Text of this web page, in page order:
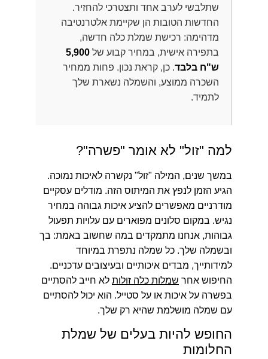
שתלבשי לערב אחד ותצטרכי להחזיר.
החדשות הטובות הן שקיימת אלטרנטיבה
מדהימה: רכישת שמלת כלה חדשה,
בתפירה אישית, במחיר קבוע של 5,900
ש"ח בלבד. כן, קראת נכון. פחות ממחיר
השכרה ממוצע, והשמלה נשארת שלך
לתמיד.
למה "זול" לא אומר "פשרה"?
במשך שנים, המילה "זול" נקשרה לאיכות נמוכה.
הגיע הזמן לנפץ את המיתוס הזה. מודלים עסקיים
מודרניים מאפשרים להציע איכות גבוהה במחיר
נגיש. במקום סלונים מפוארים עם עלויות תפעול
גבוהות, אנחנו מתמקדים במה שחשוב באמת: בך
ובשמלה שלך. כל שמלה נתפרת במיוחד
למידותייך, מבדים איכותיים ובעיצובים עדכניים.
החיפוש אחר שמלות כלה זולות לא חייב להסתיים
בפשרה על איכות או על סטייל. הוא יכול להסתיים
עם שמלה מושלמת שהיא רק שלך.
החופש להיות בעלים של שמלת
החלומות